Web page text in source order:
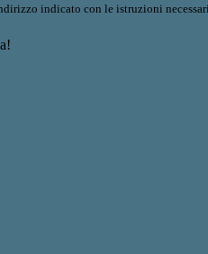
indicato con le istruzioni